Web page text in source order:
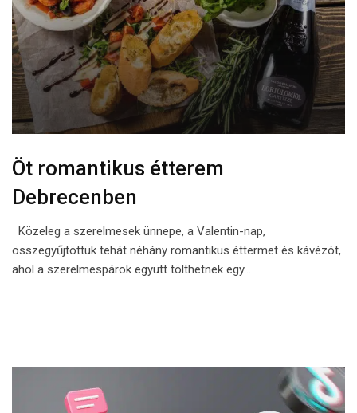
Öt romantikus étterem
Debrecenben
Közeleg a szerelmesek ünnepe, a Valentin-nap,
összegyűjtöttük tehát néhány romantikus éttermet és kávézót,
ahol a szerelmespárok együtt tölthetnek egy…